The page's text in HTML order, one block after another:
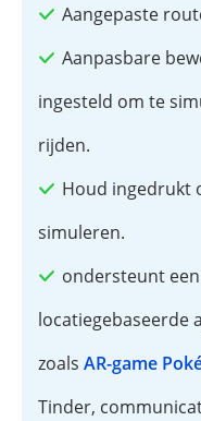
Aangepaste
Aanpasbare
ingesteld om te
rijden.
Houd ingedrukt
simuleren.
ondersteunt
locatiegebaseerde
zoals AR-game
Tinder,